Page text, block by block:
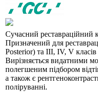
Сучасний реставраційний
Призначений для
Posterior) та III, IV, V
Вирізняється видатними
полегшеним підбором
а також є
поліруванні.